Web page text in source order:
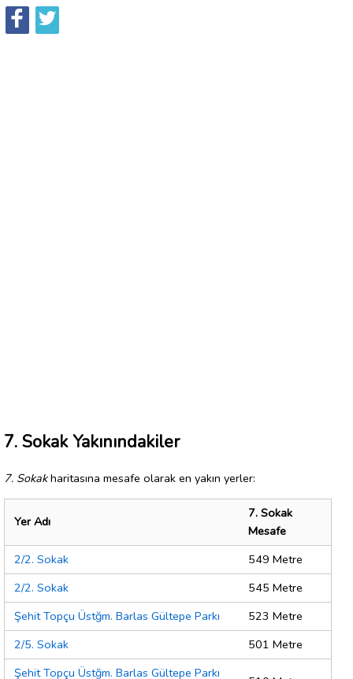
7. Sokak Yakınındakiler
7. Sokakharitasına mesafe olarak en yakın yerler:
Yer Adı
7. Sokak
Mesafe
2/2. Sokak
549 Metre
2/2. Sokak
545 Metre
Şehit Topçu Üstğm. Barlas Gültepe Parkı
523 Metre
2/5. Sokak
501 Metre
Şehit Topçu Üstğm. Barlas Gültepe Parkı